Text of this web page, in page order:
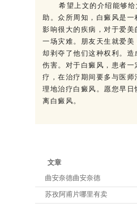
希望上文的介绍能够给
助。众所周知，白癜风是一
影响很大的疾病，对于爱美
一场灾难。朋友天生就爱美
却剥夺了他们这种权利。造
伤害。对于白癜风，患者一
疗，在治疗期间要多与医师
理地治疗白癜风。愿您早日
离白癜风。
文章
曲安奈德曲安奈德
苏孜阿甫片哪里有卖